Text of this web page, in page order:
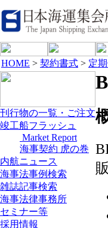
HOME > 契約書式 > 定
刊行物の一覧・ご注文
竣工船フラッシュ
Market Report
海事契約 虎の巻
内航ニュース
海事法事例検索
雑誌記事検索
海事法律事務所
セミナー等
採用情報